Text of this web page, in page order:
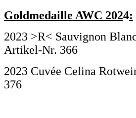
Goldmedaille AWC 2024:
2023 >R< Sauvignon
Artikel-Nr. 366
2023 Cuvée Celina
376